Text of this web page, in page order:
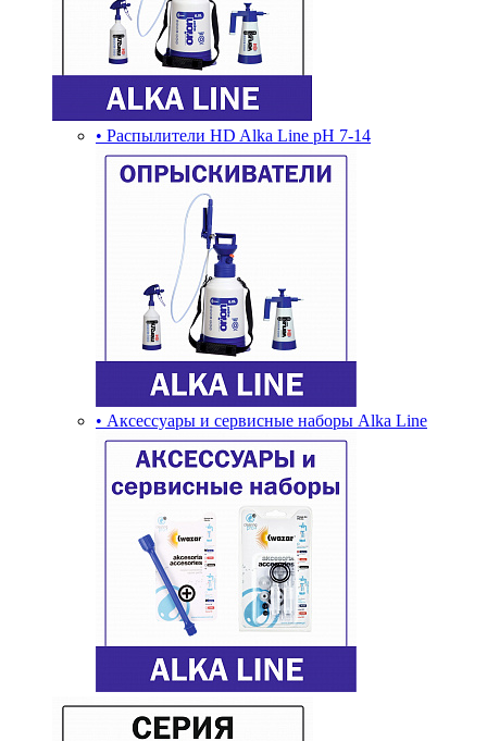
• Распылители HD Alka Line pH 7-14
• Аксессуары и сервисные наборы Alka Line